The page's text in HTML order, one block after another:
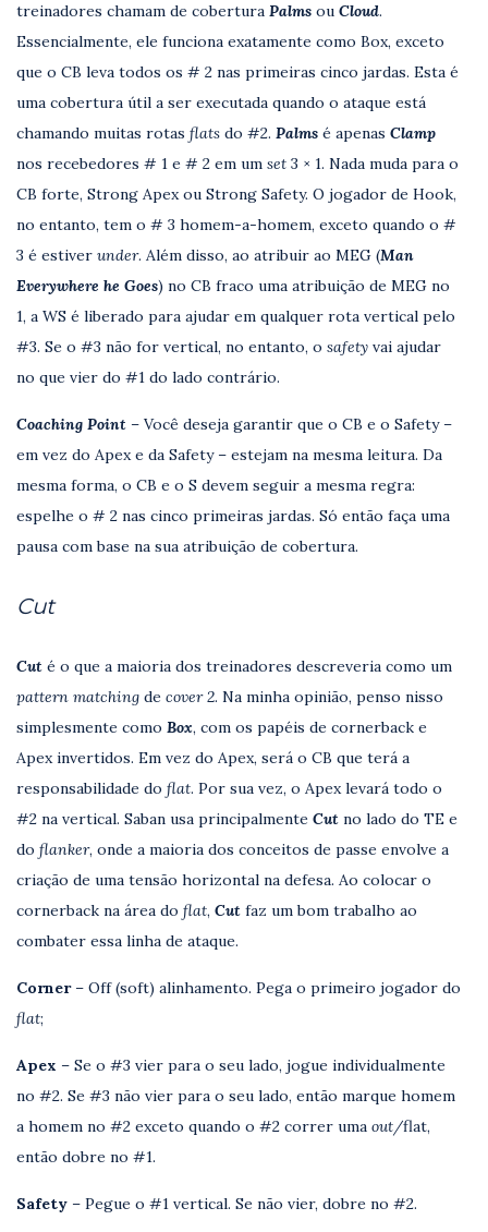
treinadores chamam de cobertura Palms ou Cloud.
Essencialmente, ele funciona exatamente como Box, exceto
que o CB leva todos os # 2 nas primeiras cinco jardas. Esta é
uma cobertura útil a ser executada quando o ataque está
chamando muitas rotas flats do #2. Palms é apenas Clamp
nos recebedores # 1 e # 2 em um set 3 × 1. Nada muda para o
CB forte, Strong Apex ou Strong Safety. O jogador de Hook,
no entanto, tem o # 3 homem-a-homem, exceto quando o #
3 é estiver under. Além disso, ao atribuir ao MEG (Man
Everywhere he Goes) no CB fraco uma atribuição de MEG no
1, a WS é liberado para ajudar em qualquer rota vertical pelo
#3. Se o #3 não for vertical, no entanto, o safety vai ajudar
no que vier do #1 do lado contrário.
Coaching Point – Você deseja garantir que o CB e o Safety –
em vez do Apex e da Safety – estejam na mesma leitura. Da
mesma forma, o CB e o S devem seguir a mesma regra:
espelhe o # 2 nas cinco primeiras jardas. Só então faça uma
pausa com base na sua atribuição de cobertura.
Cut
Cut é o que a maioria dos treinadores descreveria como um
pattern matching de cover 2. Na minha opinião, penso nisso
simplesmente como Box, com os papéis de cornerback e
Apex invertidos. Em vez do Apex, será o CB que terá a
responsabilidade do flat. Por sua vez, o Apex levará todo o
#2 na vertical. Saban usa principalmente Cut no lado do TE e
do flanker, onde a maioria dos conceitos de passe envolve a
criação de uma tensão horizontal na defesa. Ao colocar o
cornerback na área do flat, Cut faz um bom trabalho ao
combater essa linha de ataque.
Corner– Off (soft) alinhamento. Pega o primeiro jogador do
flat;
Apex – Se o #3 vier para o seu lado, jogue individualmente
no #2. Se #3 não vier para o seu lado, então marque homem
a homem no #2 exceto quando o #2 correr uma out/flat,
então dobre no #1.
Safety – Pegue o #1 vertical. Se não vier, dobre no #2.